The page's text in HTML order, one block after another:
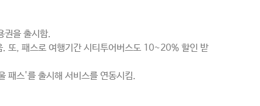
을 출시함.
또, 패스로 여행기간 시티투어버스도 10~20% 할인 받
패스'를 출시해 서비스를 연동시킴.